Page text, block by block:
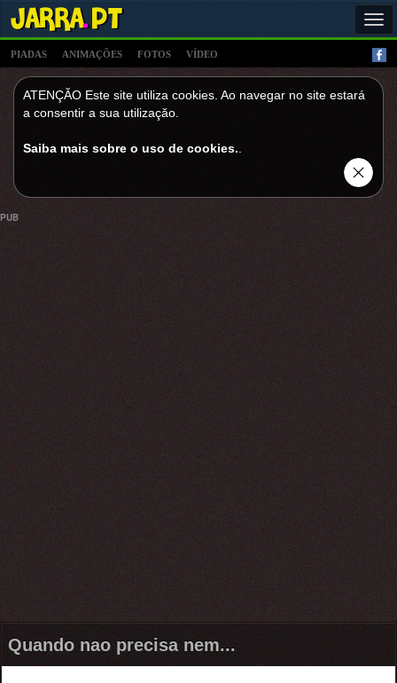
PIADAS ANIMAÇÕES FOTOS VÍDEO
ATENÇĂO Este site utiliza cookies. Ao navegar no site estará
a consentir a sua utilizaçăo.
Saiba mais sobre o uso de cookies.
PUB
Quando nao precisa nem...